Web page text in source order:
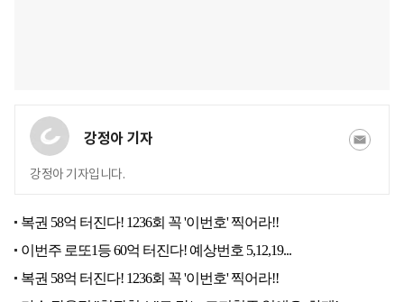
강정아 기자
강정아 기자입니다.